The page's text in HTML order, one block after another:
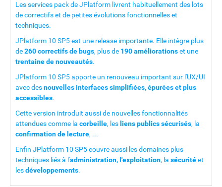
Les services pack de JPlatform livrent habituellement des lots
de correctifs et de petites évolutions fonctionnelles et
techniques.
JPlatform 10 SP5 est une release importante. Elle intègre plus
de260 correctifs de bugs, plus de 190 améliorationset une
trentaine de nouveautés.
JPlatform 10 SP5 apporte un renouveau important sur l'UX/UI
avec desnouvelles interfaces simplifiées, épurées et plus
accessibles.
Cette version introduit aussi de nouvelles fonctionnalités
attendues comme la corbeille, les liens publics sécurisés, la
confirmation de lecture, ...
Enfin JPlatform 10 SP5 couvre aussi les domaines plus
techniques liés à l'administration, l'exploitation, la sécuritéet
lesdéveloppements.